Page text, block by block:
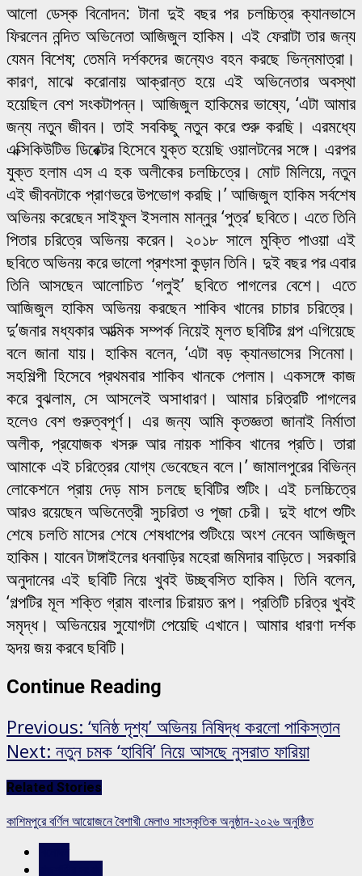
আলো ডেস্ক বিনোদন: টানা দুই বছর পর চলচ্চিত্র ক্যানভাসে
ফিরলেন নন্দিত অভিনেতা আজিজুল হাকিম। এই ফেরাটা তার জন্য
যেমন বিশেষ; তেমনি দর্শকদের জন্যেও বহন করছে ভিন্নমাত্রা।
কারণ, মাঝে করোনায় আক্রান্ত হয়ে এই অভিনেতার অবস্থা
হয়েছিল বেশ সংকটাপন্ন। আজিজুল হাকিমের ভাষ্যে, ‘এটা আমার
জন্য নতুন জীবন। তাই সবকিছু নতুন করে শুরু করছি। এরমধ্যে
এক্সিকিউটিভ ডিরেক্টর হিসেবে যুক্ত হয়েছি ওয়ালটনের সঙ্গে। এরপর
যুক্ত হলাম এস এ হক অলীকের চলচ্চিত্রে। মোট মিলিয়ে, নতুন
এই জীবনটাকে প্রাণভরে উপভোগ করছি।’ আজিজুল হাকিম সর্বশেষ
অভিনয় করেছেন সাইফুল ইসলাম মান্নুর ‘পুত্র’ ছবিতে। এতে তিনি
পিতার চরিত্রে অভিনয় করেন। ২০১৮ সালে মুক্তি পাওয়া এই
ছবিতে অভিনয় করে ভালো প্রশংসা কুড়ান তিনি। দুই বছর পর এবার
তিনি আসছেন আলোচিত ‘গলুই’ ছবিতে পাগলের বেশে। এতে
আজিজুল হাকিম অভিনয় করছেন শাকিব খানের চাচার চরিত্রে।
দু’জনার মধ্যকার আত্মিক সম্পর্ক নিয়েই মূলত ছবিটির গল্প এগিয়েছে
বলে জানা যায়। হাকিম বলেন, ‘এটা বড় ক্যানভাসের সিনেমা।
সহশিল্পী হিসেবে প্রথমবার শাকিব খানকে পেলাম। একসঙ্গে কাজ
করে বুঝলাম, সে আসলেই অসাধারণ। আমার চরিত্রটি পাগলের
হলেও বেশ গুরুত্বপূর্ণ। এর জন্য আমি কৃতজ্ঞতা জানাই নির্মাতা
অলীক, প্রযোজক খসরু আর নায়ক শাকিব খানের প্রতি। তারা
আমাকে এই চরিত্রের যোগ্য ভেবেছেন বলে।’ জামালপুরের বিভিন্ন
লোকেশনে প্রায় দেড় মাস চলছে ছবিটির শুটিং। এই চলচ্চিত্রে
আরও রয়েছেন অভিনেত্রী সুচরিতা ও পূজা চেরী। দুই ধাপে শুটিং
শেষে চলতি মাসের শেষে শেষধাপের শুটিংয়ে অংশ নেবেন আজিজুল
হাকিম। যাবেন টাঙ্গাইলের ধনবাড়ির মহেরা জমিদার বাড়িতে। সরকারি
অনুদানের এই ছবিটি নিয়ে খুবই উচ্ছ্বসিত হাকিম। তিনি বলেন,
‘গল্পটির মূল শক্তি গ্রাম বাংলার চিরায়ত রূপ। প্রতিটি চরিত্র খুবই
সমৃদ্ধ। অভিনয়ের সুযোগটা পেয়েছি এখানে। আমার ধারণা দর্শক
হৃদয় জয় করবে ছবিটি।
Continue Reading
Previous: ‘ঘনিষ্ঠ দৃশ্য’ অভিনয় নিষিদ্ধ করলো পাকিস্তান
Next: নতুন চমক ‘হাবিবি’ নিয়ে আসছে নুসরাত ফারিয়া
Related Stories
কাশিমপুরে বর্ণিল আয়োজনে বৈশাখী মেলাও সাংস্কৃতিক অনুষ্ঠান-২০২৬ অনুষ্ঠিত